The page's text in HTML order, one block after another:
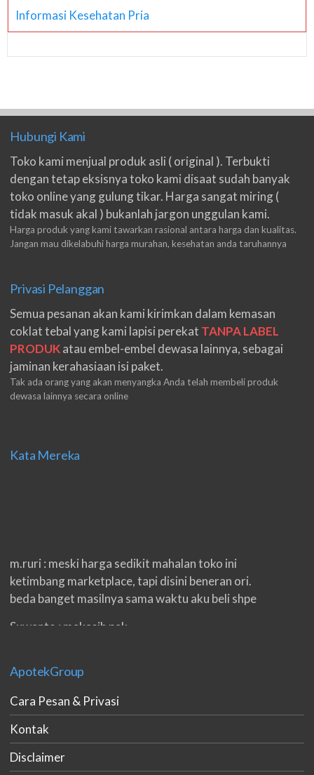
Informasi Kesehatan Pria
Hubungi Kami
Toko kami menjual produk asli ( original ). Terbukti
dengan tetap eksisnya toko kami disaat sudah banyak
toko online yang gulung tikar. Harga sangat miring (
tidak masuk akal ) bukanlah jargon unggulan kami.
Harga produk yang kami tawarkan rasional antara harga dan kualitas.
Jangan mau dikelabuhi harga murahan, kesehatan anda taruhannya
Privasi Pelanggan
Semua pesanan akan kami kirimkan dalam kemasan
coklat tebal yang kami lapisi perekat TANPA LABEL
PRODUKatau embel-embel dewasa lainnya, sebagai
jaminan kerahasiaan isi paket.
Tak ada orang yang akan menyangka Anda telah membeli produk
dewasa lainnya secara online
Kata Mereka
m.ruri : meski harga sedikit mahalan toko ini
ketimbang marketplace, tapi disini beneran ori.
beda banget masilnya sama waktu aku beli shpe
Suwanto : makasih pak.
double. beneran sama sekali tidak ada nama
eko padang : ko brang udh sampek, kan bru 2 hri
gan. cpet bgt
h.dzowi : ampuh mas kamu punya viagra, saya
ApotekGroup
Cara Pesan & Privasi
Kontak
Disclaimer